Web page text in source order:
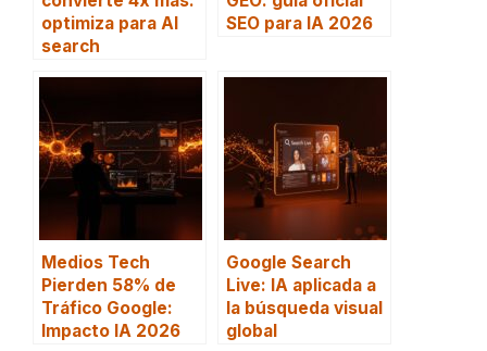
optimiza para AI
search
SEO para IA 2026
Medios Tech
Pierden 58% de
Tráfico Google:
Impacto IA 2026
Google Search
Live: IA aplicada a
la búsqueda visual
global